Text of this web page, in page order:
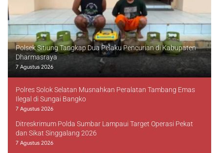
Polsek Sitiung Tangkap Dua Pelaku Pencurian di Kabupaten
Dharmasraya
7 Agustus 2026
Polres Solok Selatan Musnahkan Peralatan Tambang Emas
Ilegal di Sungai Bangko
7 Agustus 2026
Ditreskrimum Polda Sumbar Lampaui Target Operasi Pekat
dan Sikat Singgalang 2026
7 Agustus 2026